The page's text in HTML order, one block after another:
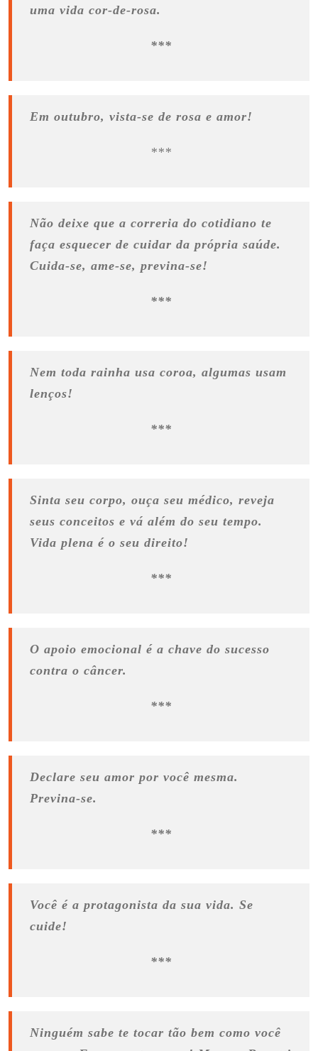
uma vida cor-de-rosa.
***
Em outubro, vista-se de rosa e amor!
***
Não deixe que a correria do cotidiano te
faça esquecer de cuidar da própria saúde.
Cuida-se, ame-se, previna-se!
***
Nem toda rainha usa coroa, algumas usam
lenços!
***
Sinta seu corpo, ouça seu médico, reveja
seus conceitos e vá além do seu tempo.
Vida plena é o seu direito!
***
O apoio emocional é a chave do sucesso
contra o câncer.
***
Declare seu amor por você mesma.
Previna-se.
***
Você é a protagonista da sua vida. Se
cuide!
***
Ninguém sabe te tocar tão bem como você